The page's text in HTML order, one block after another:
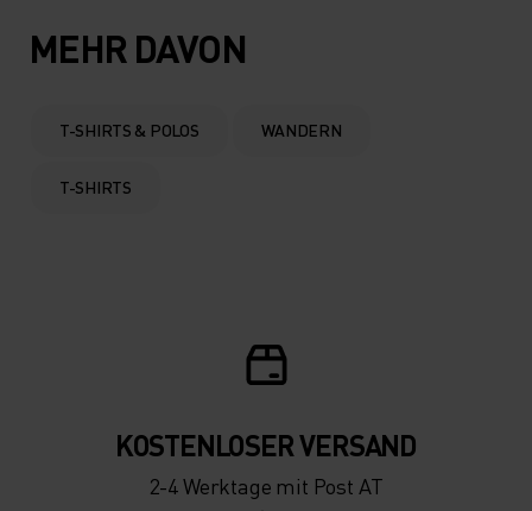
5°
0°
-5°
-20°
-25°
-20°
-25°
MEHR DAVON
T-SHIRTS & POLOS WANDERN
T-SHIRTS
KOSTENLOSER VERSAND
2-4 Werktage mit Post AT